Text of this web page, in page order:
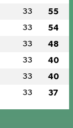
33 55
33 54
33 48
33 40
33 40
33 37